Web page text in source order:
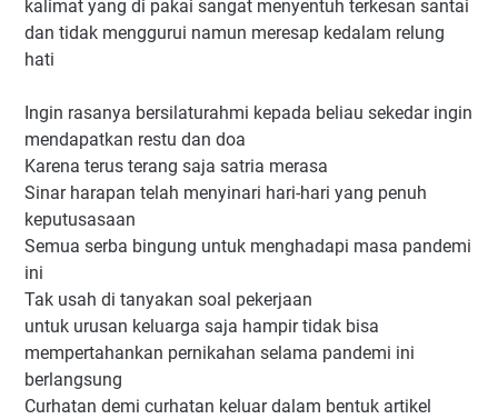
kalimat yang di pakai sangat menyentuh terkesan santai
dan tidak menggurui namun meresap kedalam relung
hati
Ingin rasanya bersilaturahmi kepada beliau sekedar ingin
mendapatkan restu dan doa
Karena terus terang saja satria merasa
Sinar harapan telah menyinari hari-hari yang penuh
keputusasaan
Semua serba bingung untuk menghadapi masa pandemi
ini
Tak usah di tanyakan soal pekerjaan
untuk urusan keluarga saja hampir tidak bisa
mempertahankan pernikahan selama pandemi ini
berlangsung
Curhatan demi curhatan keluar dalam bentuk artikel